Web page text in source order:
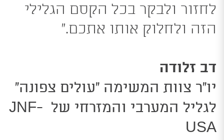
לחזור ולבקר בכל הקסם הגלילי
הזה ולחלוק אותו אתכם.”
דב זלודה
יו”ר צוות המשימה “עולים צפונה”
לגליל המערבי והמזרחי של JNF-
USA